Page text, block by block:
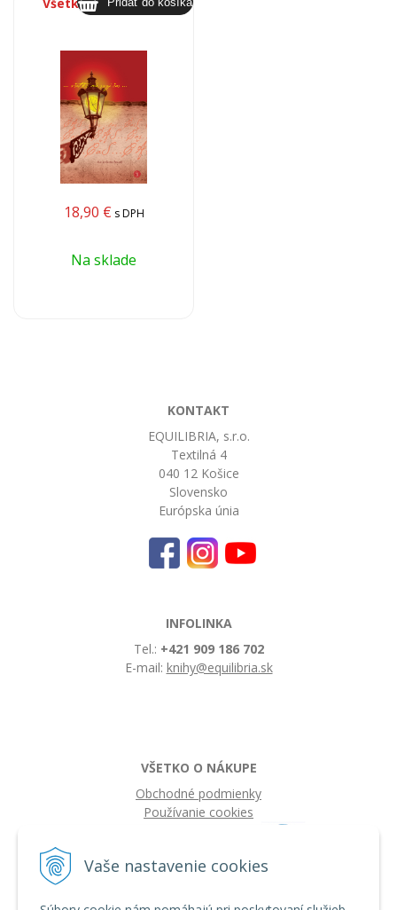
Vaše nastavenie cookies
18,90 € s DPH
Na sklade
KONTAKT
EQUILIBRIA, s.r.o.
Textilná 4
040 12 Košice
Slovensko
Európska únia
INFOLINKA
Tel.: +421 909 186 702
E-mail: knihy@equilibria.sk
VŠETKO O NÁKUPE
Obchodné podmienky
Používanie cookies